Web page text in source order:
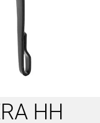
HH